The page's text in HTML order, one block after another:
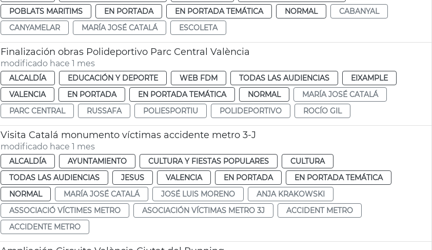
POBLATS MARITIMS
EN PORTADA EN PORTADA TEMÁTICA NORMAL
CABANYAL
CANYAMELAR
MARÍA JOSÉ CATALÁ ESCOLETA
Finalización obras Polideportivo Parc Central València
modificado hace 1 mes
ALCALDÍA EDUCACIÓN Y DEPORTE WEB FDM TODAS LAS AUDIENCIAS
EIXAMPLE
VALENCIA
EN PORTADA EN PORTADA TEMÁTICA NORMAL
MARÍA JOSÉ CATALÁ
PARC CENTRAL
RUSSAFA POLIESPORTIU POLIDEPORTIVO ROCÍO GIL
Visita Catalá monumento víctimas accidente metro 3-J
modificado hace 1 mes
ALCALDÍA AYUNTAMIENTO CULTURA Y FIESTAS POPULARES
CULTURA
TODAS LAS AUDIENCIAS
JESUS VALENCIA EN PORTADA
EN PORTADA TEMÁTICA
NORMAL
MARÍA JOSÉ CATALÁ JOSÉ LUIS MORENO
ANJA KRAKOWSKI
ASSOCIACIÓ VÍCTIMES METRO
ASOCIACIÓN VÍCTIMAS METRO 3J
ACCIDENT METRO
ACCIDENTE METRO